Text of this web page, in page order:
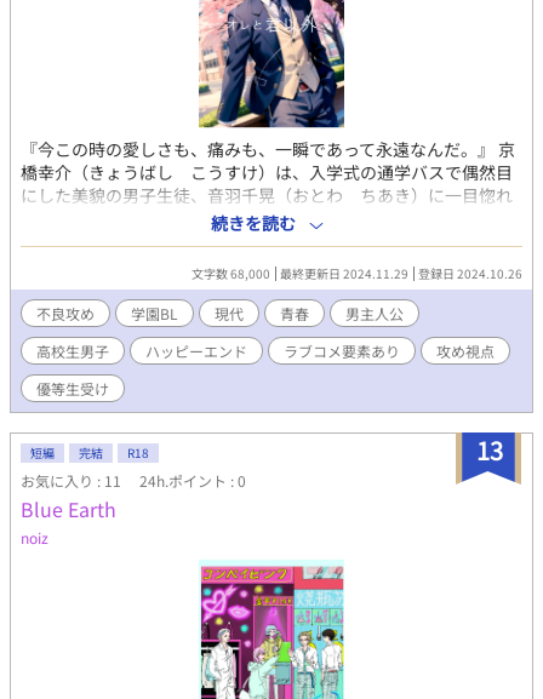
『今この時の愛しさも、痛みも、一瞬であって永遠なんだ。』 京
橋幸介（きょうばし こうすけ）は、入学式の通学バスで偶然目
にした美貌の男子生徒、音羽千晃（おとわ ちあき）に一目惚れ
してしまう。彼の制服は向かい側の名門私立男子校、水ノ宮（み
ずのみや）学園だった。 底辺私立の男子校、山吹（やまぶき）高
校はヤンキーしかいない不良校だが、幸介と千晃は、互いの性的
指向の違いを乗り越え、相手の思いに少しずつ応えていく――。
1日おきに夜6時～夜8時ごろに更新いたします。応援よろしくお
願いします！ どうぞお楽しみくださいませ！
続きを読む
文字数 68,000 最終更新日 2024.11.29 登録日 2024.10.26
不良攻め 学園BL 現代 青春
男主人公
高校生男子
ハッピーエンド ラブコメ要素あり
攻め視点
優等生受け
13
短編 完結 R18
お気に入り : 11 24h.ポイント : 0
Blue Earth
noiz